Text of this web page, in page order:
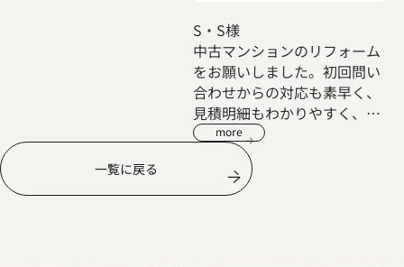
S・S様
中古マンションのリフォーム
をお願いしました。初回問い
合わせからの対応も素早く、
見積明細もわかりやすく、不
明点も丁寧に説明してくださ
いました。リフォーム内容も
こちらからの要望だけでな
く、どのようにしたほうがよ
more
一覧に戻る